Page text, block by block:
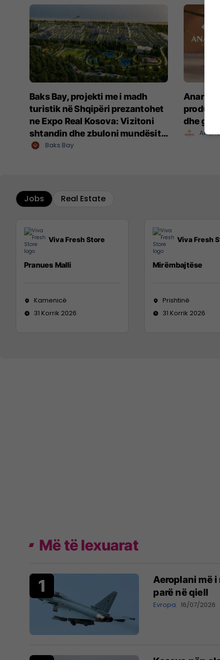
Baks Bay, projekti me i madh
turistik në Shqipëri prezantohet
ne Expo Real Kosova: Vizitoni
shtandin dhe zbuloni mundësitë
e investimit
Baks Bay
Ananas
dhe
Jobs Real Estate
Viva Fresh Store
Pranues Malli
Kamenicë
31 Korrik 2026
Viva Fresh
Mirëmbajtëse
Prishtinë
31 Korrik 2026
Më të lexuarat
Aeroplani më
parë në qiell
Evropa 16/07/2026